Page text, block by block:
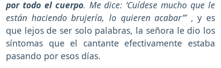
por todo el cuerpo. Me dice: ‘Cuídese mucho que le
están haciendo brujería, lo quieren acabar’” , y es
que lejos de ser solo palabras, la señora le dio los
síntomas que el cantante efectivamente estaba
pasando por esos días.